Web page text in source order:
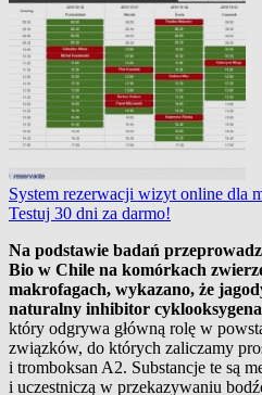
System rezerwacji wizyt online dla
Testuj 30 dni za darmo!
Na podstawie badań
Bio w Chile na komórkach
makrofagach, wykazano, że
naturalny inhibitor
który odgrywa główną rolę w
związków, do których zaliczamy
i tromboksan A2. Substancje te są
i uczestniczą w przekazywaniu